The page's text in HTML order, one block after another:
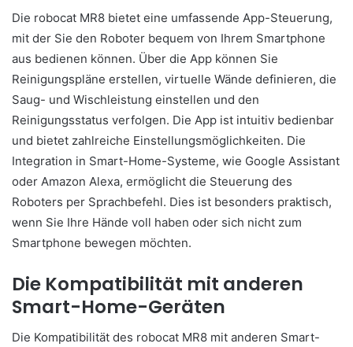
Die robocat MR8 bietet eine umfassende App-Steuerung,
mit der Sie den Roboter bequem von Ihrem Smartphone
aus bedienen können. Über die App können Sie
Reinigungspläne erstellen, virtuelle Wände definieren, die
Saug- und Wischleistung einstellen und den
Reinigungsstatus verfolgen. Die App ist intuitiv bedienbar
und bietet zahlreiche Einstellungsmöglichkeiten. Die
Integration in Smart-Home-Systeme, wie Google Assistant
oder Amazon Alexa, ermöglicht die Steuerung des
Roboters per Sprachbefehl. Dies ist besonders praktisch,
wenn Sie Ihre Hände voll haben oder sich nicht zum
Smartphone bewegen möchten.
Die Kompatibilität mit anderen
Smart-Home-Geräten
Die Kompatibilität des robocat MR8 mit anderen Smart-